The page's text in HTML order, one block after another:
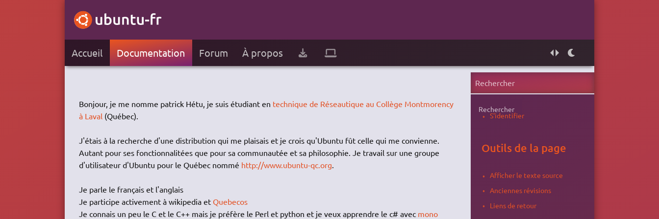
Accueil Documentation Forum À propos
Bonjour, je me nomme patrick Hétu, je suis étudiant en technique de Réseautique au Collège Montmorency
à Laval(Québec).
J'étais à la recherche d'une distribution qui me plaisais et je crois qu'Ubuntu fût celle qui me convienne.
Autant pour ses fonctionnalitées que pour sa communautée et sa philosophie. Je travail sur une groupe
d'utilisateur d'Ubuntu pour le Québec nommé http://www.ubuntu-qc.org.
Je parle le français et l'anglais
Je participe activement à wikipedia et Quebecos
Je connais un peu le C et le C++ mais je préfère le Perl et python et je veux apprendre le c# avec mono
Rechercher
S'identifier
Outils de la page
Afficher le texte source
Anciennes révisions
Liens de retour